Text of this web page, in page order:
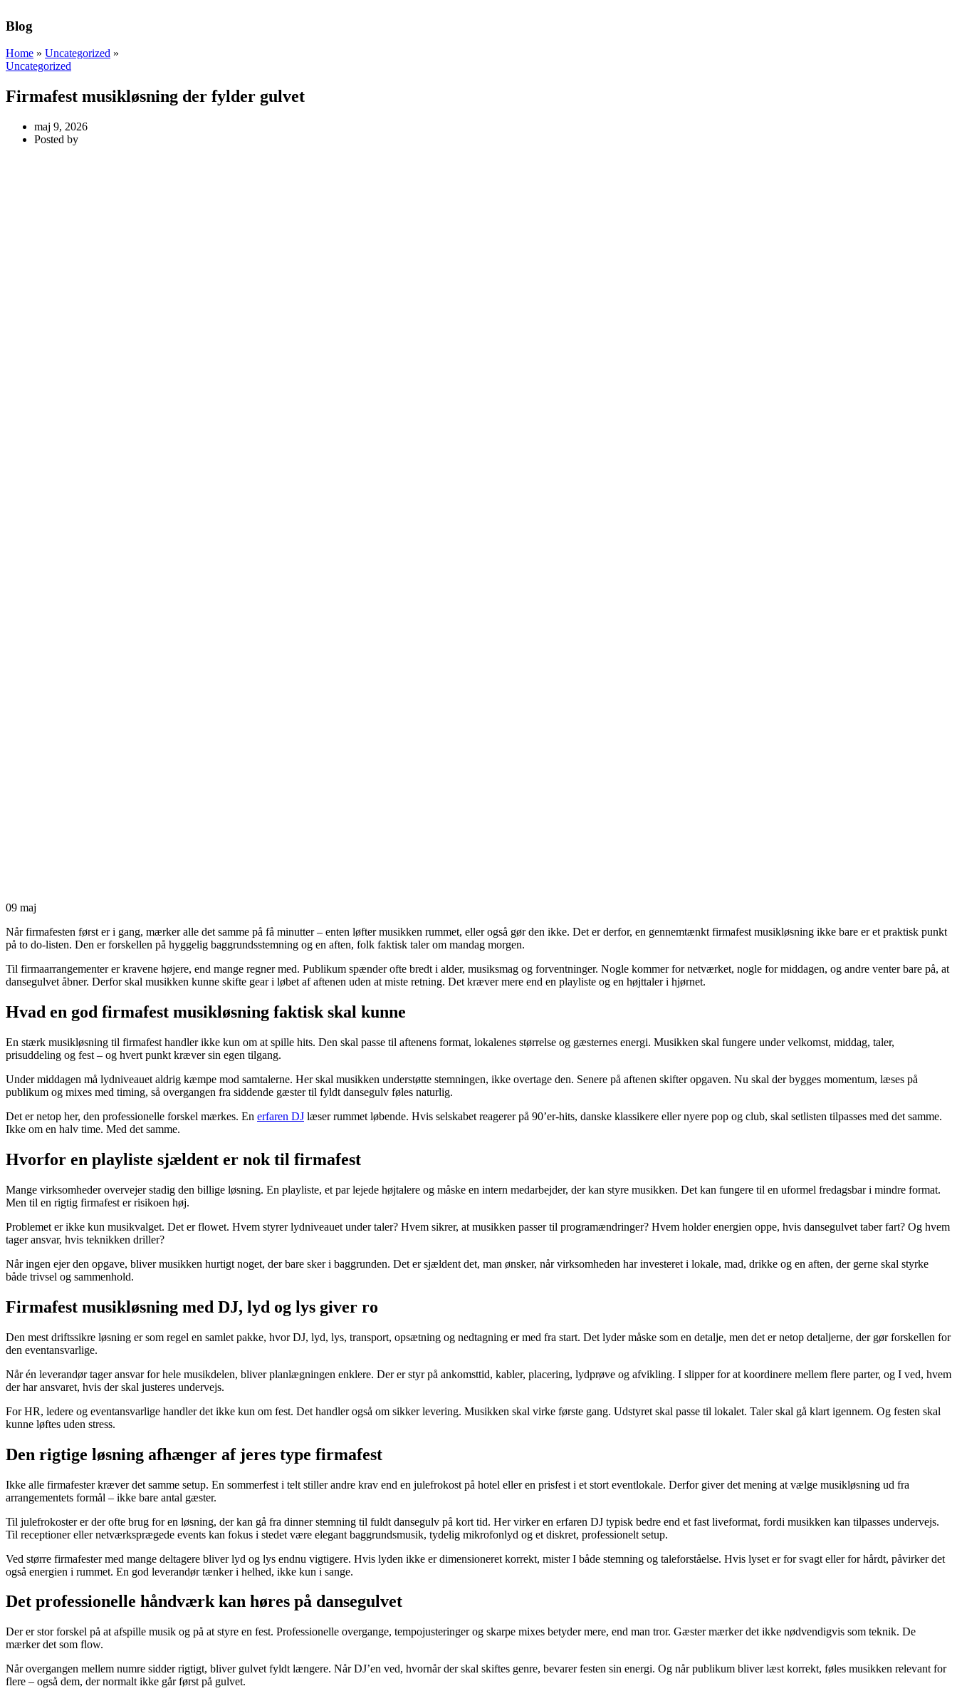
Blog
Home » Uncategorized »
Uncategorized
Firmafest musikløsning der fylder gulvet
maj 9, 2026
Posted by
09 maj
Når firmafesten først er i gang, mærker alle det samme på få minutter – enten løfter musikken rummet, eller også gør den ikke. Det er derfor, en gennemtænkt firmafest musikløsning ikke bare er et praktisk punkt
på to do-listen. Den er forskellen på hyggelig baggrundsstemning og en aften, folk faktisk taler om mandag morgen.
Til firmaarrangementer er kravene højere, end mange regner med. Publikum spænder ofte bredt i alder, musiksmag og forventninger. Nogle kommer for netværket, nogle for middagen, og andre venter bare på, at
dansegulvet åbner. Derfor skal musikken kunne skifte gear i løbet af aftenen uden at miste retning. Det kræver mere end en playliste og en højttaler i hjørnet.
Hvad en god firmafest musikløsning faktisk skal kunne
En stærk musikløsning til firmafest handler ikke kun om at spille hits. Den skal passe til aftenens format, lokalenes størrelse og gæsternes energi. Musikken skal fungere under velkomst, middag, taler,
prisuddeling og fest – og hvert punkt kræver sin egen tilgang.
Under middagen må lydniveauet aldrig kæmpe mod samtalerne. Her skal musikken understøtte stemningen, ikke overtage den. Senere på aftenen skifter opgaven. Nu skal der bygges momentum, læses på
publikum og mixes med timing, så overgangen fra siddende gæster til fyldt dansegulv føles naturlig.
Det er netop her, den professionelle forskel mærkes. En erfaren DJ læser rummet løbende. Hvis selskabet reagerer på 90’er-hits, danske klassikere eller nyere pop og club, skal setlisten tilpasses med det samme.
Ikke om en halv time. Med det samme.
Hvorfor en playliste sjældent er nok til firmafest
Mange virksomheder overvejer stadig den billige løsning. En playliste, et par lejede højtalere og måske en intern medarbejder, der kan styre musikken. Det kan fungere til en uformel fredagsbar i mindre format.
Men til en rigtig firmafest er risikoen høj.
Problemet er ikke kun musikvalget. Det er flowet. Hvem styrer lydniveauet under taler? Hvem sikrer, at musikken passer til programændringer? Hvem holder energien oppe, hvis dansegulvet taber fart? Og hvem
tager ansvar, hvis teknikken driller?
Når ingen ejer den opgave, bliver musikken hurtigt noget, der bare sker i baggrunden. Det er sjældent det, man ønsker, når virksomheden har investeret i lokale, mad, drikke og en aften, der gerne skal styrke
både trivsel og sammenhold.
Firmafest musikløsning med DJ, lyd og lys giver ro
Den mest driftssikre løsning er som regel en samlet pakke, hvor DJ, lyd, lys, transport, opsætning og nedtagning er med fra start. Det lyder måske som en detalje, men det er netop detaljerne, der gør forskellen for
den eventansvarlige.
Når én leverandør tager ansvar for hele musikdelen, bliver planlægningen enklere. Der er styr på ankomsttid, kabler, placering, lydprøve og afvikling. I slipper for at koordinere mellem flere parter, og I ved, hvem
der har ansvaret, hvis der skal justeres undervejs.
For HR, ledere og eventansvarlige handler det ikke kun om fest. Det handler også om sikker levering. Musikken skal virke første gang. Udstyret skal passe til lokalet. Taler skal gå klart igennem. Og festen skal
kunne løftes uden stress.
Den rigtige løsning afhænger af jeres type firmafest
Ikke alle firmafester kræver det samme setup. En sommerfest i telt stiller andre krav end en julefrokost på hotel eller en prisfest i et stort eventlokale. Derfor giver det mening at vælge musikløsning ud fra
arrangementets formål – ikke bare antal gæster.
Til julefrokoster er der ofte brug for en løsning, der kan gå fra dinner stemning til fuldt dansegulv på kort tid. Her virker en erfaren DJ typisk bedre end et fast liveformat, fordi musikken kan tilpasses undervejs.
Til receptioner eller netværksprægede events kan fokus i stedet være elegant baggrundsmusik, tydelig mikrofonlyd og et diskret, professionelt setup.
Ved større firmafester med mange deltagere bliver lyd og lys endnu vigtigere. Hvis lyden ikke er dimensioneret korrekt, mister I både stemning og taleforståelse. Hvis lyset er for svagt eller for hårdt, påvirker det
også energien i rummet. En god leverandør tænker i helhed, ikke kun i sange.
Det professionelle håndværk kan høres på dansegulvet
Der er stor forskel på at afspille musik og på at styre en fest. Professionelle overgange, tempojusteringer og skarpe mixes betyder mere, end man tror. Gæster mærker det ikke nødvendigvis som teknik. De
mærker det som flow.
Når overgangen mellem numre sidder rigtigt, bliver gulvet fyldt længere. Når DJ’en ved, hvornår der skal skiftes genre, bevarer festen sin energi. Og når publikum bliver læst korrekt, føles musikken relevant for
flere – også dem, der normalt ikke går først på gulvet.